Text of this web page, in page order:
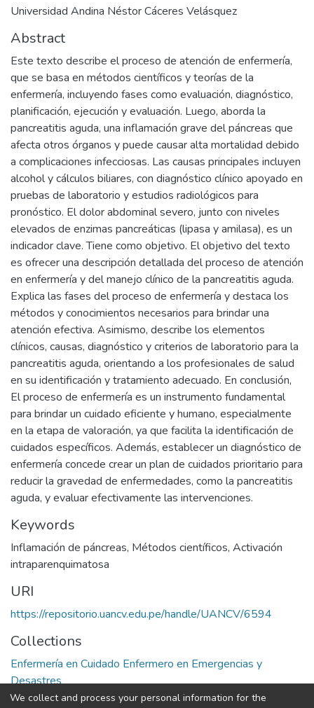
Universidad Andina Néstor Cáceres Velásquez
Abstract
Este texto describe el proceso de atención de enfermería,
que se basa en métodos científicos y teorías de la
enfermería, incluyendo fases como evaluación, diagnóstico,
planificación, ejecución y evaluación. Luego, aborda la
pancreatitis aguda, una inflamación grave del páncreas que
afecta otros órganos y puede causar alta mortalidad debido
a complicaciones infecciosas. Las causas principales incluyen
alcohol y cálculos biliares, con diagnóstico clínico apoyado en
pruebas de laboratorio y estudios radiológicos para
pronóstico. El dolor abdominal severo, junto con niveles
elevados de enzimas pancreáticas (lipasa y amilasa), es un
indicador clave. Tiene como objetivo. El objetivo del texto
es ofrecer una descripción detallada del proceso de atención
en enfermería y del manejo clínico de la pancreatitis aguda.
Explica las fases del proceso de enfermería y destaca los
métodos y conocimientos necesarios para brindar una
atención efectiva. Asimismo, describe los elementos
clínicos, causas, diagnóstico y criterios de laboratorio para la
pancreatitis aguda, orientando a los profesionales de salud
en su identificación y tratamiento adecuado. En conclusión,
El proceso de enfermería es un instrumento fundamental
para brindar un cuidado eficiente y humano, especialmente
en la etapa de valoración, ya que facilita la identificación de
cuidados específicos. Además, establecer un diagnóstico de
enfermería concede crear un plan de cuidados prioritario para
reducir la gravedad de enfermedades, como la pancreatitis
aguda, y evaluar efectivamente las intervenciones.
Keywords
Inflamación de páncreas, Métodos científicos, Activación
intraparenquimatosa
URI
https://repositorio.uancv.edu.pe/handle/UANCV/6594
Collections
Enfermería en Cuidado Enfermero en Emergencias y
Desastres
We collect and process your personal information for the